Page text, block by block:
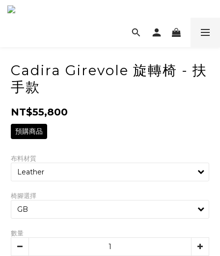
Cadira Girevole 旋轉椅 - 扶
手款
NT$55,800
預購商品
布料材質
椅腳選擇
數量